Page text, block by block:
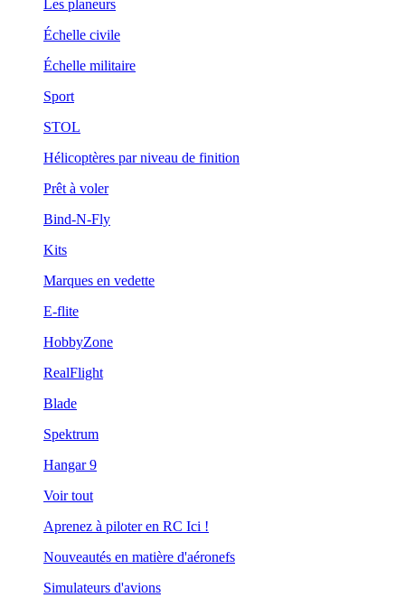
Les planeurs
Échelle civile
Échelle militaire
Sport
STOL
Hélicoptères par niveau de finition
Prêt à voler
Bind-N-Fly
Kits
Marques en vedette
E-flite
HobbyZone
RealFlight
Blade
Spektrum
Hangar 9
Voir tout
Aprenez à piloter en RC Ici !
Nouveautés en matière d'aéronefs
Simulateurs d'avions